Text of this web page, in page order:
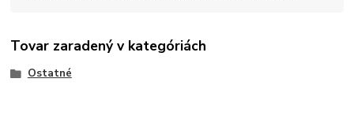
Tovar zaradený v kategóriách
Ostatné